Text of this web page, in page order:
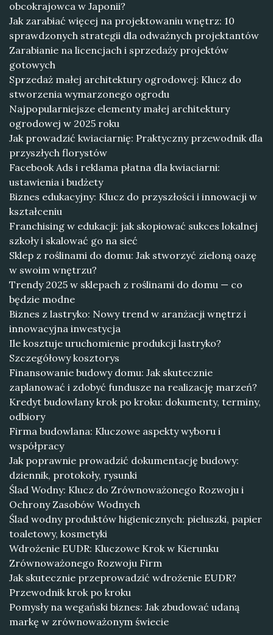
obcokrajowca w Japonii?
Jak zarabiać więcej na projektowaniu wnętrz: 10
sprawdzonych strategii dla odważnych projektantów
Zarabianie na licencjach i sprzedaży projektów
gotowych
Sprzedaż małej architektury ogrodowej: Klucz do
stworzenia wymarzonego ogrodu
Najpopularniejsze elementy małej architektury
ogrodowej w 2025 roku
Jak prowadzić kwiaciarnię: Praktyczny przewodnik dla
przyszłych florystów
Facebook Ads i reklama płatna dla kwiaciarni:
ustawienia i budżety
Biznes edukacyjny: Klucz do przyszłości i innowacji w
kształceniu
Franchising w edukacji: jak skopiować sukces lokalnej
szkoły i skalować go na sieć
Sklep z roślinami do domu: Jak stworzyć zieloną oazę
w swoim wnętrzu?
Trendy 2025 w sklepach z roślinami do domu — co
będzie modne
Biznes z lastryko: Nowy trend w aranżacji wnętrz i
innowacyjna inwestycja
Ile kosztuje uruchomienie produkcji lastryko?
Szczegółowy kosztorys
Finansowanie budowy domu: Jak skutecznie
zaplanować i zdobyć fundusze na realizację marzeń?
Kredyt budowlany krok po kroku: dokumenty, terminy,
odbiory
Firma budowlana: Kluczowe aspekty wyboru i
współpracy
Jak poprawnie prowadzić dokumentację budowy:
dziennik, protokoły, rysunki
Ślad Wodny: Klucz do Zrównoważonego Rozwoju i
Ochrony Zasobów Wodnych
Ślad wodny produktów higienicznych: pieluszki, papier
toaletowy, kosmetyki
Wdrożenie EUDR: Kluczowe Krok w Kierunku
Zrównoważonego Rozwoju Firm
Jak skutecznie przeprowadzić wdrożenie EUDR?
Przewodnik krok po kroku
Pomysły na wegański biznes: Jak zbudować udaną
markę w zrównoważonym świecie